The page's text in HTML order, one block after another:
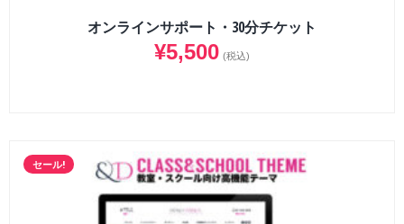
オンラインサポート・30分チケット
¥5,500 (税込)
セール!